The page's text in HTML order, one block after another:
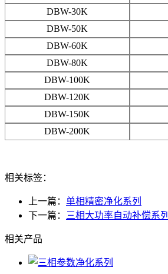
DBW-30K
DBW-50K
DBW-60K
DBW-80K
DBW-100K
DBW-120K
DBW-150K
DBW-200K
相关标签：
上一篇： 单相精密净化系列
下一篇：
三相大功率自动补偿系列
相关产品